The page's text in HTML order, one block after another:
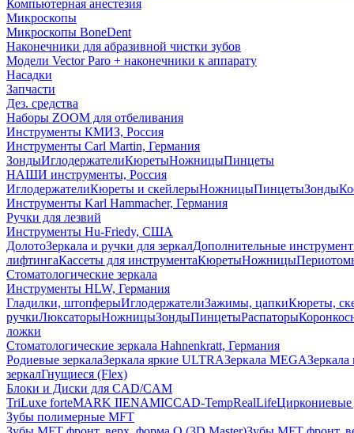
Компьютерная анестезия
Микроскопы
Микроскопы BoneDent
Наконечники для абразивной чистки зубов
Модели Vector Paro + наконечники к аппарату
Насадки
Запчасти
Дез. средства
Наборы ZOOM для отбеливания
Инструменты КМИЗ, Россия
Инструменты Carl Martin, Германия
ЗондыИглодержателиКюретыНожницыПинцеты
НАШИ инструменты, Россия
ИглодержателиКюреты и скейлерыНожницыПинцетыЗонды
Инструменты Karl Hammacher, Германия
Ручки для лезвий
Инструменты Hu-Friedy, США
ДолотоЗеркала и ручки для зеркалДополнительные
лифтингаКассеты для инструментаКюретыНожницы
Стоматологические зеркала
Инструменты HLW, Германия
Гладилки, штопферыИглодержателиЗажимы, цапкиКюреты,
ручкиЛюксаторыНожницыЗондыПинцетыРаспаторы
ложки
Стоматологические зеркала Hahnenkratt, Германия
Родиевые зеркалаЗеркала яркие ULTRAЗеркала MEGAЗеркала
зеркалГнущиеся (Flex)
Блоки и Диски для CAD/CAM
TriLuxe forteMARK IIENAMICCAD-TempRealLifeЦиркониевые
Зубы полимерные MFT